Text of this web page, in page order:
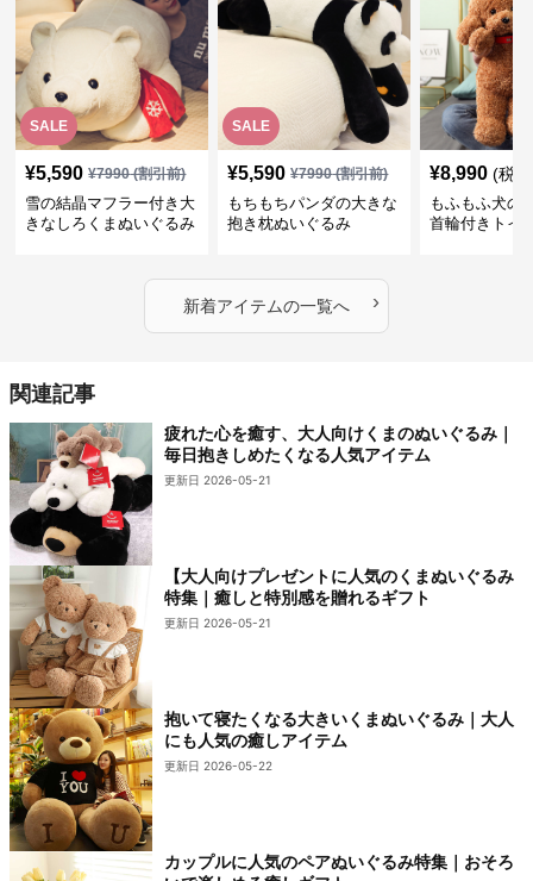
SALE
¥5,590 ¥7990(割引前)
雪の結晶マフラー付き大
きなしろくまぬいぐるみ
SALE
¥5,590 ¥7990(割引前)
もちもちパンダの大きな
抱き枕ぬいぐるみ
¥8,990 (税
もふもふ犬の
首輪付きトイ
新着アイテムの一覧へ ›
関連記事
疲れた心を癒す、大人向けくまのぬいぐるみ｜
毎日抱きしめたくなる人気アイテム
更新日 2026-05-21
【大人向けプレゼントに人気のくまぬいぐるみ
特集｜癒しと特別感を贈れるギフト
更新日 2026-05-21
抱いて寝たくなる大きいくまぬいぐるみ｜大人
にも人気の癒しアイテム
更新日 2026-05-22
カップルに人気のペアぬいぐるみ特集｜おそろ